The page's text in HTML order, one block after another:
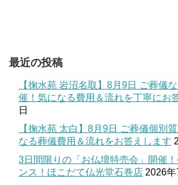
最近の投稿
【掬水苑 岩沼名取】8月9日 ご葬儀
催！気になる費用＆流れを丁寧にお
日
【掬水苑 太白】8月9日 ご葬儀個別
なる葬儀費用＆流れをお答えします
3日間限りの「お仏壇特売会」開催
ンス！ほこだて仏光堂石巻店 2026年